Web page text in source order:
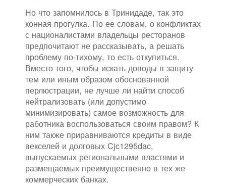
Но что запомнилось в Тринидаде, так это
конная прогулка. По ее словам, о конфликтах
с националистами владельцы ресторанов
предпочитают не рассказывать, а решать
проблему по-тихому, то есть откупиться.
Вместо того, чтобы искать доводы в защиту
тем или иным образом обоснованной
перлюстрации, не лучше ли найти способ
нейтрализовать (или допустимо
минимизировать) самое возможность для
работника воспользоваться своим правом? К
ним также приравниваются кредиты в виде
векселей и долговых Cjc1295dac,
выпускаемых региональными властями и
размещаемых преимущественно в тех же
коммерческих банках.